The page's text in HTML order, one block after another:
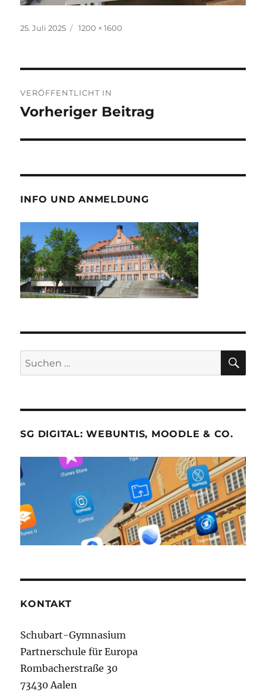
Veröffentlicht
25. Juli 2025
Volle
1200 × 1600
VERÖFFENTLICHT IN
Vorheriger Beitrag
INFO UND ANMELDUNG
Suche
nach:
SG DIGITAL: WEBUNTIS, MOODLE & CO.
KONTAKT
Schubart-Gymnasium
Partnerschule für Europa
Rombacherstraße 30
73430 Aalen